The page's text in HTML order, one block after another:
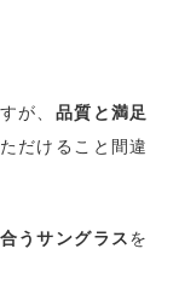
が、 品質と満足
だけること間違
うサングラスを